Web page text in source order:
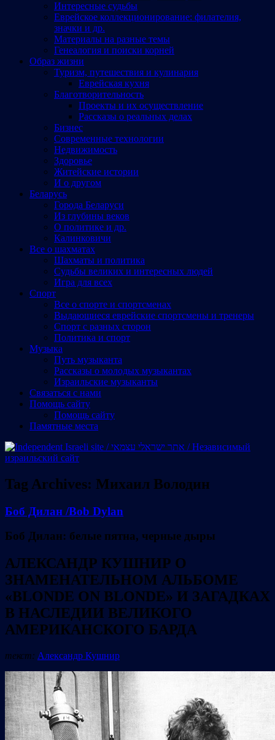
Интересные судьбы
Еврейское коллекционирование: филателия,
значки и др.
Материалы на разные темы
Генеалогия и поиски корней
Образ жизни
Туризм, путешествия и кулинария
Еврейская кухня
Благотворительность
Проекты и их осуществление
Рассказы о реальных делах
Бизнес
Современные технологии
Недвижимость
Здоровье
Житейские истории
И о другом
Беларусь
Города Беларуси
Из глубины веков
О политике и др.
Калинковичи
Все о шахматах
Шахматы и политика
Судьбы великих и интересных людей
Игра для всех
Спорт
Все о спорте и спортсменах
Выдающиеся еврейские спортсмены и тренеры
Спорт с разных сторон
Политика и спорт
Музыка
Путь музыканта
Рассказы о молодых музыкантах
Израильские музыканты
Cвязаться с нами
Помощь сайту
Помощь сайту
Памятные места
Tag Archives: Михаил Володин
Боб Дилан /Bob Dylan
Боб Дилан: белые пятна, черные дыры
АЛЕКСАНДР КУШНИР О
ЗНАМЕНАТЕЛЬНОМ АЛЬБОМЕ
«BLONDE ON BLONDE» И ЗАГАДКАХ
В НАСЛЕДИИ ВЕЛИКОГО
АМЕРИКАНСКОГО БАРДА
текст: Александр Кушнир